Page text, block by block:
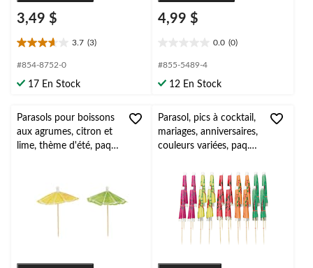
3,49 $
3.7 (3)
3.7
étoile(s)
5.
évaluations
#854-8752-0
17 En Stock
4,99 $
0.0 (0)
étoile(s)
5.
#855-5489-4
12 En Stock
Parasols pour boissons
aux agrumes, citron et
lime, thème d'été, paq.
Parasol, pics à cocktail,
mariages, anniversaires,
couleurs variées, paq.